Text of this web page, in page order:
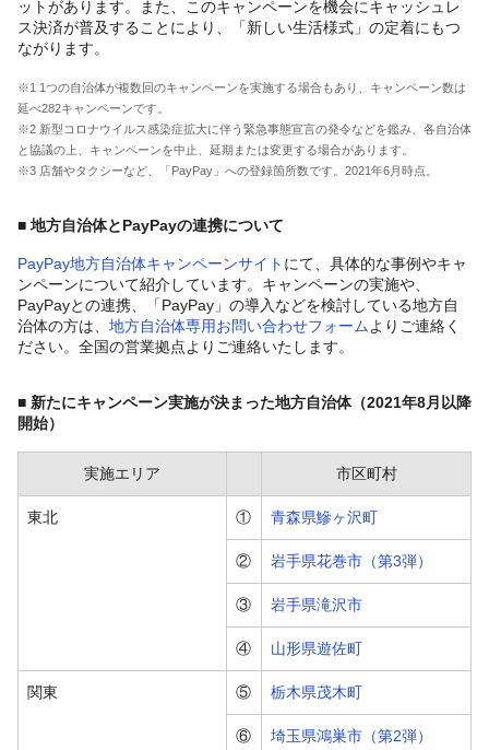
ットがあります。また、このキャンペーンを機会にキャッシュレ
ス決済が普及することにより、「新しい生活様式」の定着にもつ
ながります。
※1 1つの自治体が複数回のキャンペーンを実施する場合もあり、キャンペーン数は
延べ282キャンペーンです。
※2 新型コロナウイルス感染症拡大に伴う緊急事態宣言の発令などを鑑み、各自治体
と協議の上、キャンペーンを中止、延期または変更する場合があります。
※3 店舗やタクシーなど、「PayPay」への登録箇所数です。2021年6月時点。
■ 地方自治体とPayPayの連携について
PayPay地方自治体キャンペーンサイト にて、具体的な事例やキャ
ンペーンについて紹介しています。キャンペーンの実施や、
PayPayとの連携、「PayPay」の導入などを検討している地方自
治体の方は、 地方自治体専用お問い合わせフォーム よりご連絡く
ださい。全国の営業拠点よりご連絡いたします。
■ 新たにキャンペーン実施が決まった地方自治体（2021年8月以降
開始）
実施エリア 市区町村
東北 ① 青森県鰺ヶ沢町
② 岩手県花巻市（第3弾）
③ 岩手県滝沢市
④ 山形県遊佐町
関東 ⑤ 栃木県茂木町
⑥ 埼玉県鴻巣市（第2弾）